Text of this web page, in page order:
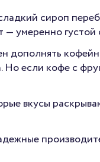
сироп
умеренно
дополнять
если кофе с
вкусы